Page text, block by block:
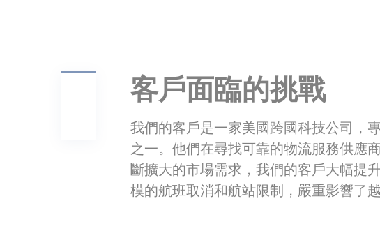
客戶面臨的挑戰
我們的客戶是一家美國跨國科技公司，
之一。他們在尋找可靠的物流服務供應
斷擴大的市場需求，我們的客戶大幅提
模的航班取消和航站限制，嚴重影響了